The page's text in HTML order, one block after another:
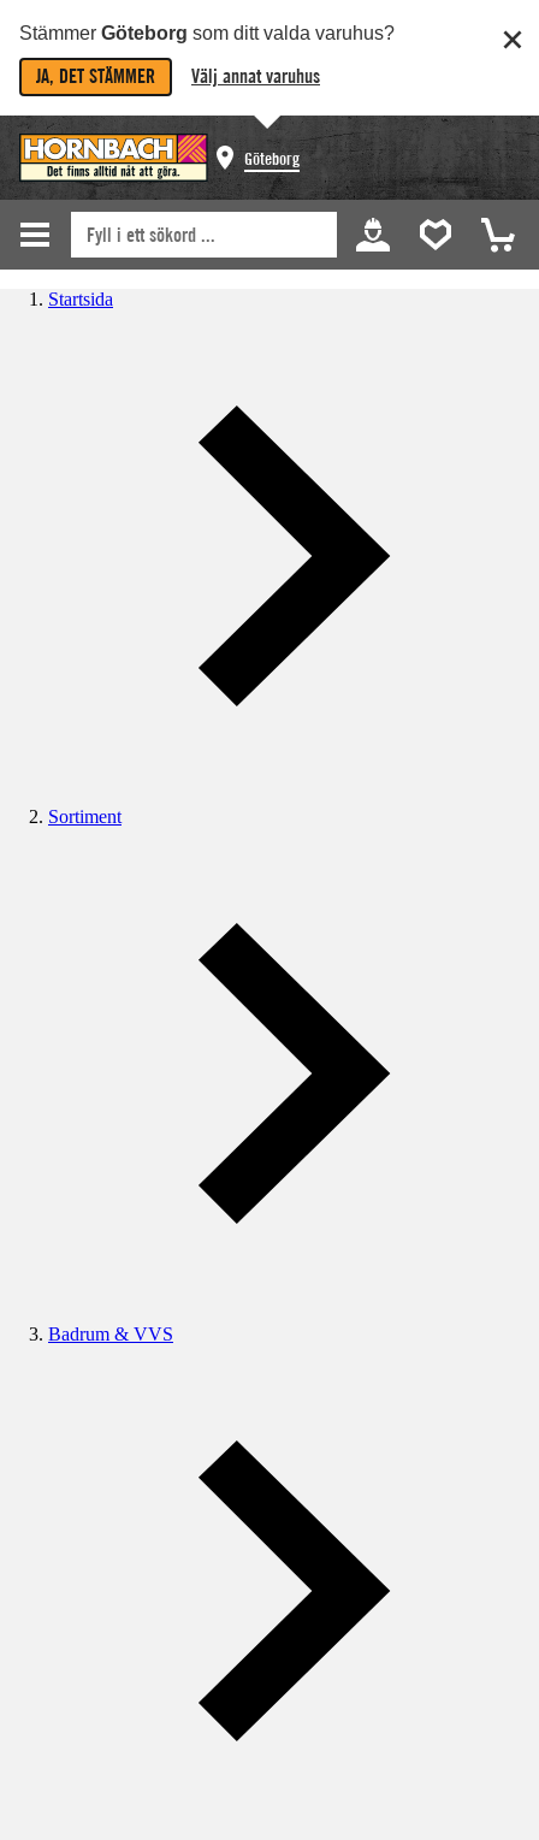
Stämmer Göteborg som ditt valda varuhus?
JA, DET STÄMMER Välj annat varuhus
Göteborg
Startsida
Sortiment
Badrum & VVS